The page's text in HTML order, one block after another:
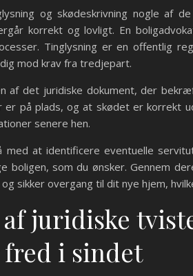
og skødeskrivning nogle af
korrekt og lovligt. En
Tinglysning er en offentlig
mod krav fra tredjepart.
af det juridiske dokument, der
på plads, og at skødet er korrekt
senere hen.
med at identificere eventuelle
boligen, som du ønsker. Gennem
sikker overgang til dit nye hjem,
af juridiske
i sindet